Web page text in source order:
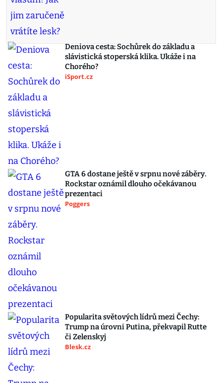
Deniova cesta: Sochůrek do základu a
slávistická stoperská klika. Ukáže i na
Chorého?
iSport.cz
GTA 6 dostane ještě v srpnu nové záběry.
Rockstar oznámil dlouho očekávanou
prezentaci
Poggers
Popularita světových lídrů mezi Čechy:
Trump na úrovni Putina, překvapil Rutte
či Zelenskyj
Blesk.cz